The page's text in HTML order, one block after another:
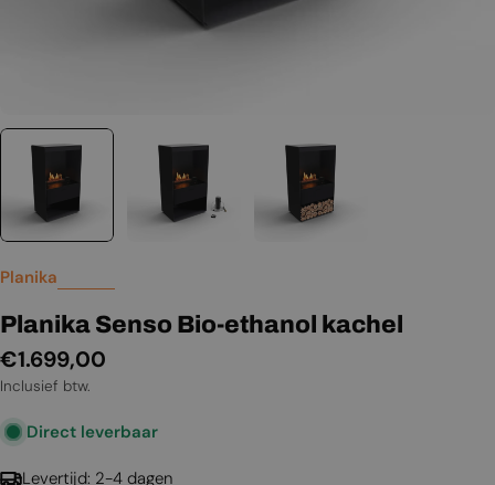
Planika
Planika Senso Bio-ethanol kachel
Normale
prijs
€1.699,00
Inclusief btw.
Direct leverbaar
Levertijd: 2-4 dagen